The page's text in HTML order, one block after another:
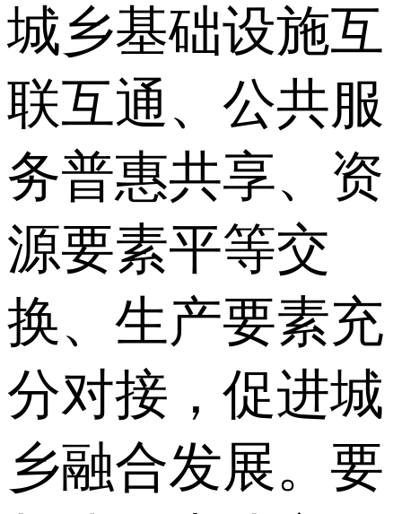
城乡基础设施互
联互通、公共服
务普惠共享、资
源要素平等交
换、生产要素充
分对接，促进城
乡融合发展。要